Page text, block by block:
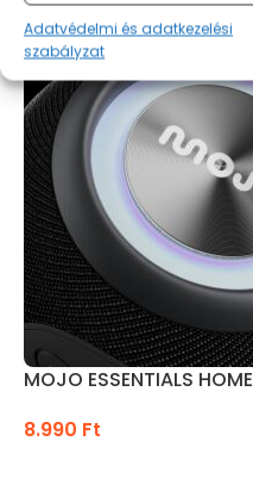
Adatvédelmi és adatkezelési
szabályzat
MOJO ESSENTIALS HOME
8.990 Ft